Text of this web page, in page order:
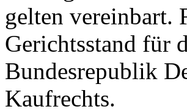
gelten vereinbart.
Gerichtsstand für
Bundesrepublik
Kaufrechts.